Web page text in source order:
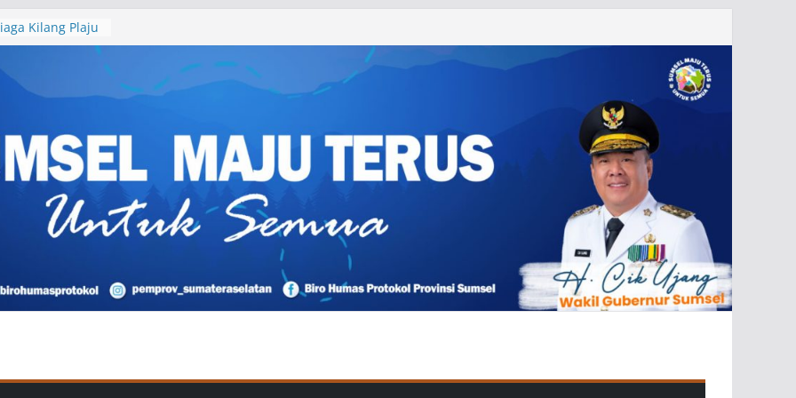
Kilang Plaju
Bersama
Pendidikan
Sila
Ini Cara
Unik
di OKU
Basis PAN
Kedaulatan
Energi